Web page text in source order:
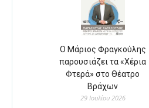
Ο Μάριος Φραγκούλης
παρουσιάζει τα «Χέρια
Φτερά» στο Θέατρο
Βράχων
29 Ιουλίου 2026